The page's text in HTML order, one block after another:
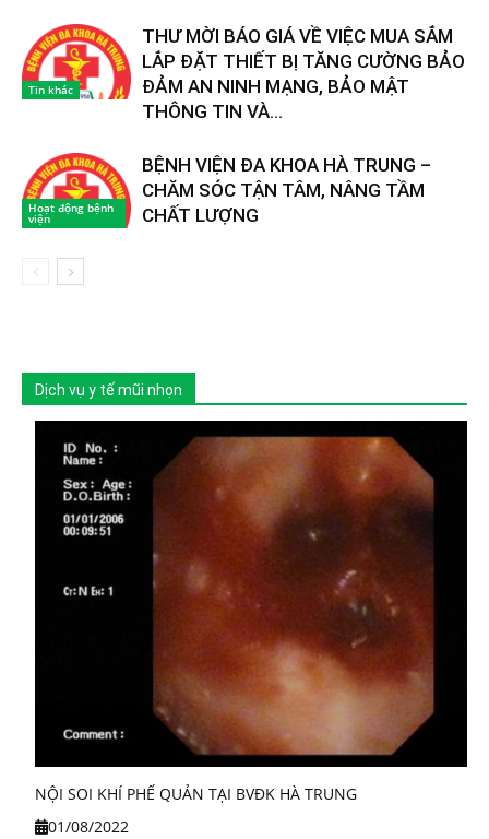
Tin khác
THƯ MỜI BÁO GIÁ VỀ VIỆC MUA SẮM
LẮP ĐẶT THIẾT BỊ TĂNG CƯỜNG BẢO
ĐẢM AN NINH MẠNG, BẢO MẬT
THÔNG TIN VÀ...
Hoạt động bệnh
viện
BỆNH VIỆN ĐA KHOA HÀ TRUNG –
CHĂM SÓC TẬN TÂM, NÂNG TẦM
CHẤT LƯỢNG
Dịch vụ y tế mũi nhọn
NỘI SOI KHÍ PHẾ QUẢN TẠI BVĐK HÀ TRUNG
01/08/2022